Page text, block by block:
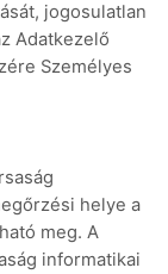
jogosulatlan
Adatkezelő
Személyes
helye a
meg. A
informatikai